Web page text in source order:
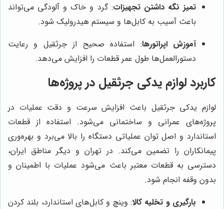
تمیز نگه داشتن تجهیزات: گرد و خاک و آلودگی می‌تواند
باعث آسیب به کابل‌ها و سیستم هیدرولیک شود.
آموزش اپراتورها: استفاده صحیح از جرثقیل و رعایت
دستورالعمل‌ها طول عمر قطعات را افزایش می‌دهد.
کاربرد لوازم یدکی جرثقیل در پروژه‌ها
لوازم یدکی جرثقیل باعث افزایش سرعت و دقت عملیات در
پروژه‌های عمرانی و ساختمانی می‌شود. استفاده از قطعات
استاندارد و اصل توان عملیاتی دستگاه را بالا می‌برد و بهره‌وری
پیمانکاران را تضمین می‌کند. در تهران و دیگر مناطق ایران،
دسترسی به قطعات معتبر باعث می‌شود عملیات با اطمینان و
بدون وقفه انجام شود.
بارگیری و تخلیه کالا: وینچ و کابل‌های استاندارد، بلند کردن